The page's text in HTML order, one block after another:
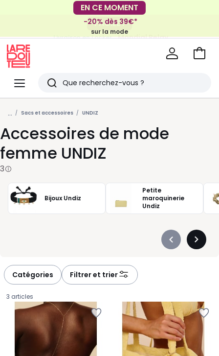
-20% dès 39€*
sur la mode
FACILE !
Livraison en Locker Mondial Relay
Menu
Redoute
Rechercher
Derniers
articles
vus
Voir
... Sacs et accessoires UNDIZ
Accessoires de mode
femme UNDIZ
3
Bijoux Undiz
Petite
maroquinerie
Undiz
Précédent
Catégories Filtrer et trier
3 articles